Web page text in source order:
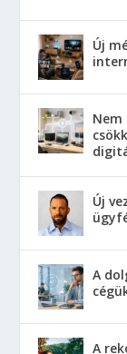
Új
Új
A
A